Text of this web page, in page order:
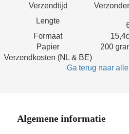
Verzendtijd
Lengte
Formaat
Papier
200
Verzendkosten (NL & BE)
Ga terug naar
Algemene informatie